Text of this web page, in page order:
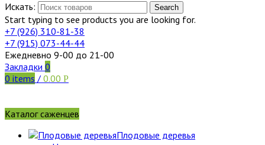
Искать: Search
Start typing to see products you are looking for.
+7 (926) 310-81-38
+7 (915) 073-44-44
Ежедневно 9-00 до 21-00
Закладки 0
0 items / 0.00 Р
Каталог саженцев
Плодовые деревья